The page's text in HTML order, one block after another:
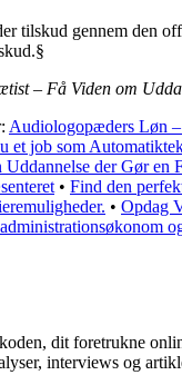
tilskud gennem den
– Få Viden om
Audiologopæders Løn
et job som
der Gør en
• Find den
• Opdag
dit foretrukne
interviews og